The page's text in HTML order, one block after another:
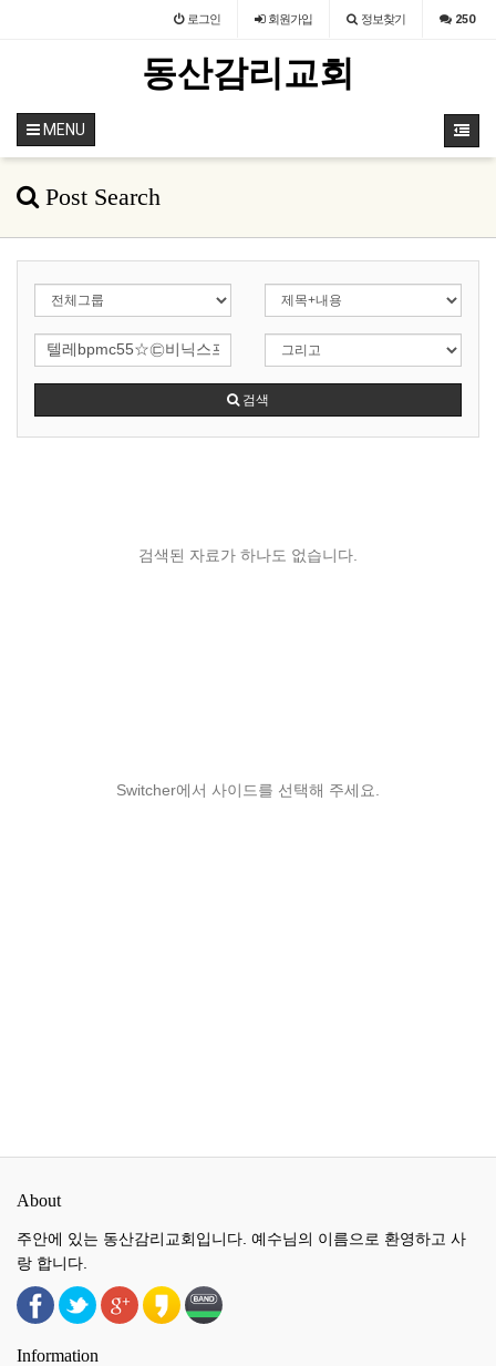
로그인 회원가입 정보찾기 250
동산감리교회
MENU
Post Search
검색
검색된 자료가 하나도 없습니다.
Switcher에서 사이드를 선택해 주세요.
About
주안에 있는 동산감리교회입니다. 예수님의 이름으로 환영하고 사
랑 합니다.
Information